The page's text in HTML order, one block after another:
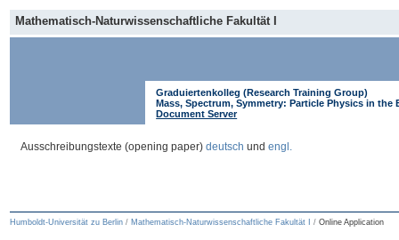
Direkt
zum
Inhalt
Direkt
zur
Navigation
Mathematisch-Naturwissenschaftliche Fakultät I
Graduiertenkolleg (Research Training Group)
Mass, Spectrum, Symmetry: Particle Physics in the
Document Server
Ausschreibungstexte (opening paper)deutsch undengl.
Humboldt-Universität zu Berlin / Mathematisch-Naturwissenschaftliche Fakultät I / Online Application